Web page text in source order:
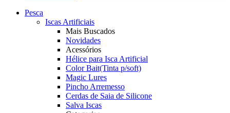
Pesca
Iscas Artificiais
Mais Buscados
Novidades
Acessórios
Hélice para Isca Artificial
Color Bait(Tinta p/soft)
Magic Lures
Pincho Arremesso
Cerdas de Saia de Silicone
Salva Iscas